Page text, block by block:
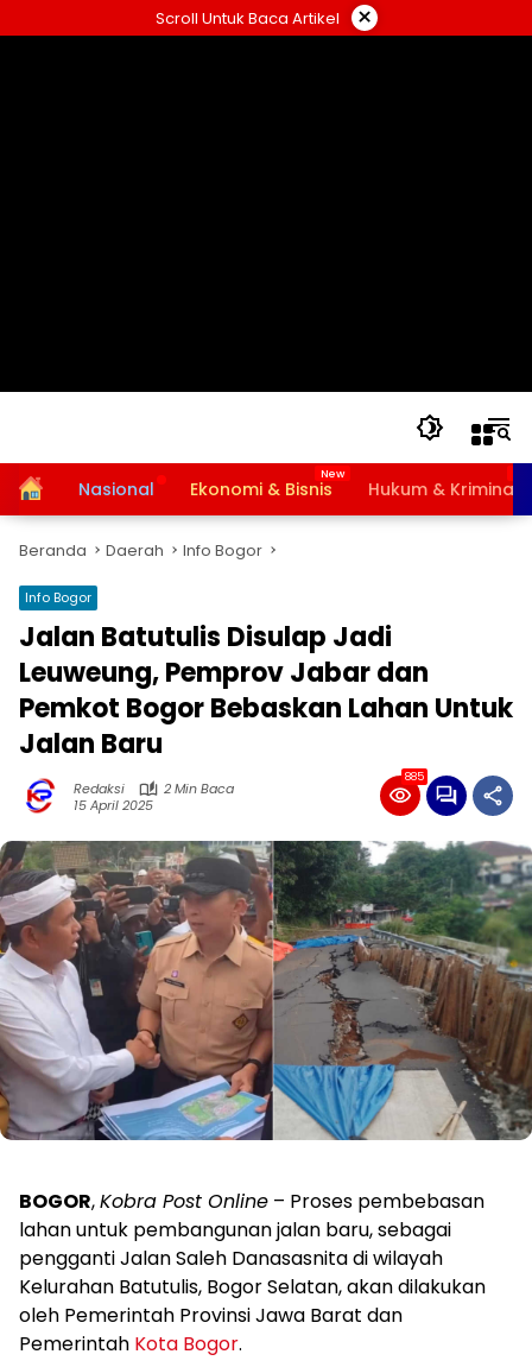
ke
Scroll Untuk Baca Artikel ×
HomeNasional Ekonomi & Bisnis Hukum & Kriminal
Beranda Daerah Info Bogor
Info Bogor
Jalan Batutulis Disulap Jadi
Leuweung, Pemprov Jabar dan
Pemkot Bogor Bebaskan Lahan Untuk
Jalan Baru
Redaksi
2 Min Baca
15 April 2025
885
BOGOR,Kobra Post Online – Proses pembebasan
lahan untuk pembangunan jalan baru, sebagai
pengganti Jalan Saleh Danasasnita di wilayah
Kelurahan Batutulis, Bogor Selatan, akan dilakukan
oleh Pemerintah Provinsi Jawa Barat dan
Pemerintah Kota Bogor.